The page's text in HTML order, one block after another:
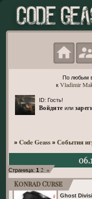
По любым
к Vladimir
ID: Гость!
Войдите или
» Code Geass » События
Страница: 1 2 »
Konrad Curse
Ghost